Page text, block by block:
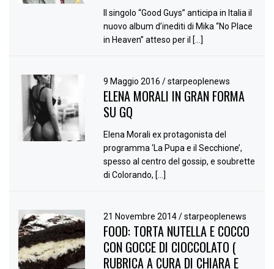
Il singolo “Good Guys” anticipa in Italia il
nuovo album d’inediti di Mika “No Place
in Heaven” atteso per il […]
9 Maggio 2016/ starpeoplenews
ELENA MORALI IN GRAN FORMA
SU GQ
Elena Morali ex protagonista del
programma ‘La Pupa e il Secchione’,
spesso al centro del gossip, e soubrette
di Colorando, […]
21 Novembre 2014/ starpeoplenews
FOOD: TORTA NUTELLA E COCCO
CON GOCCE DI CIOCCOLATO (
RUBRICA A CURA DI CHIARA E